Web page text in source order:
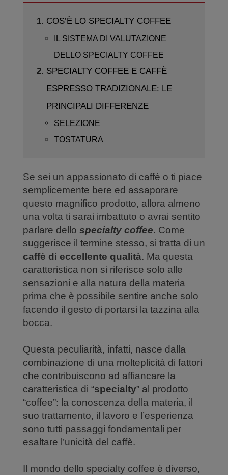
COS’È LO SPECIALTY COFFEE
IL SISTEMA DI VALUTAZIONE
DELLO SPECIALTY COFFEE
SPECIALTY COFFEE E CAFFÈ
ESPRESSO TRADIZIONALE: LE
PRINCIPALI DIFFERENZE
SELEZIONE
TOSTATURA
Se sei un appassionato di caffè o ti piace
semplicemente bere ed assaporare
questo magnifico prodotto, allora almeno
una volta ti sarai imbattuto o avrai sentito
parlare dello specialty coffee. Come
suggerisce il termine stesso, si tratta di un
caffè di eccellente qualità. Ma questa
caratteristica non si riferisce solo alle
sensazioni e alla natura della materia
prima che è possibile sentire anche solo
facendo il gesto di portarsi la tazzina alla
bocca.
Questa peculiarità, infatti, nasce dalla
combinazione di una molteplicità di fattori
che contribuiscono ad affiancare la
caratteristica di “specialty” al prodotto
“coffee”: la conoscenza della materia, il
suo trattamento, il lavoro e l’esperienza
sono tutti passaggi fondamentali per
esaltare l’unicità del caffè.
Il mondo dello specialty coffee è diverso,